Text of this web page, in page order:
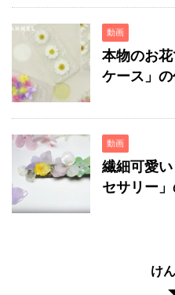
動画
本物のお
ケース」の
動画
繊細可愛
セサリー」
け